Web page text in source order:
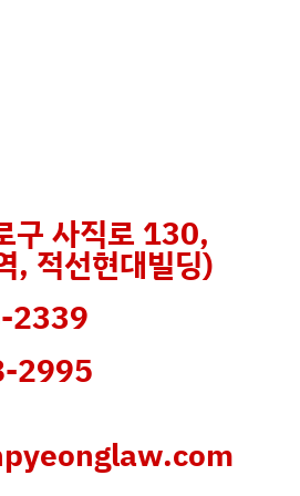
구 사직로 130,
, 적선현대빌딩)
2339
2995